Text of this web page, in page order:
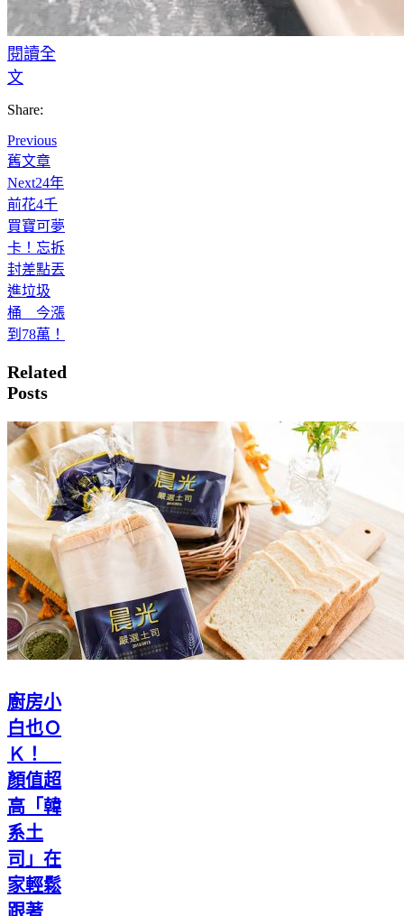
閱讀全
文
Share:
Previous
舊文章
Next24年
前花4千
買寶可夢
卡！忘拆
封差點丟
進垃圾
桶 今漲
到78萬！
Related
Posts
廚房小
白也Ｏ
Ｋ！
顏值超
高「韓
系土
司」在
家輕鬆
跟著